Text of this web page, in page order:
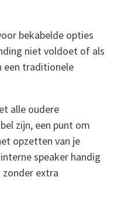
bekabelde opties
niet voldoet of als
een traditionele
alle oudere
zijn, een punt om
opzetten van je
speaker handig
zonder extra